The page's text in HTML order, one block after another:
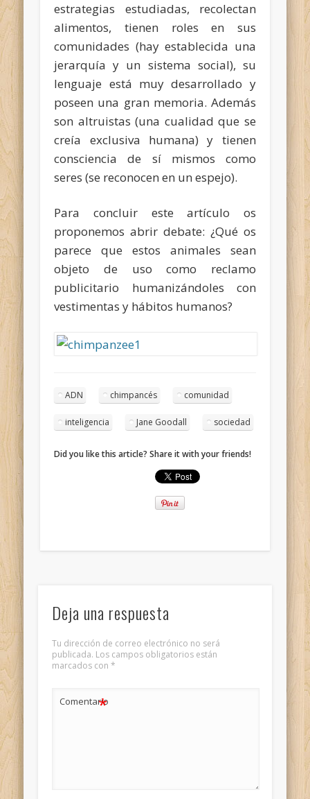
estrategias estudiadas, recolectan
alimentos, tienen roles en sus
comunidades (hay establecida una
jerarquía y un sistema social), su
lenguaje está muy desarrollado y
poseen una gran memoria. Además
son altruistas (una cualidad que se
creía exclusiva humana) y tienen
consciencia de sí mismos como
seres (se reconocen en un espejo).
Para concluir este artículo os
proponemos abrir debate: ¿Qué os
parece que estos animales sean
objeto de uso como reclamo
publicitario humanizándoles con
vestimentas y hábitos humanos?
ADN chimpancés comunidad
inteligencia Jane Goodall sociedad
Did you like this article? Share it with your friends!
Deja una respuesta
Tu dirección de correo electrónico no será
publicada. Los campos obligatorios están
marcados con *
Comentario
*